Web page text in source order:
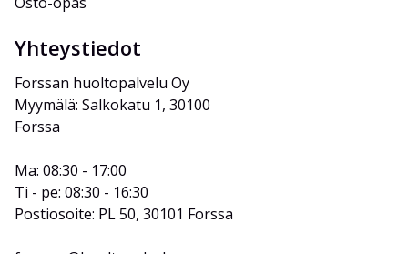
Yhteystiedot
Forssan huoltopalvelu Oy
Myymälä: Salkokatu 1, 30100
Forssa
Ma: 08:30 - 17:00
Ti - pe: 08:30 - 16:30
Postiosoite: PL 50, 30101 Forssa